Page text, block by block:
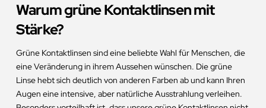
Warum grüne Kontaktlinsen mit
Stärke?
Grüne Kontaktlinsen sind eine beliebte Wahl für Menschen, die
eine Veränderung in ihrem Aussehen wünschen. Die grüne
Linse hebt sich deutlich von anderen Farben ab und kann Ihren
Augen eine intensive, aber natürliche Ausstrahlung verleihen.